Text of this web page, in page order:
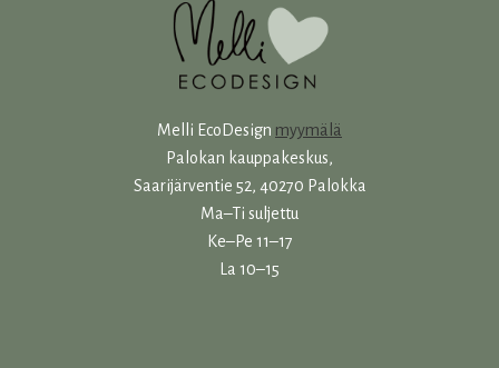
Melli EcoDesign myymälä
Palokan kauppakeskus,
Saarijärventie 52, 40270 Palokka
Ma–Ti suljettu
Ke–Pe 11–17
La 10–15